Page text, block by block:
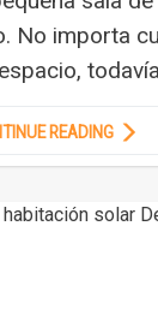
No importa
READING